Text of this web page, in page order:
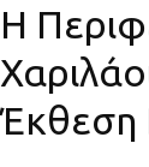
Η
Έκθεση